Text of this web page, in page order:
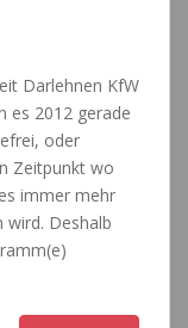
Darlehnen KfW
es 2012 gerade
oder
Zeitpunkt wo
immer mehr
wird. Deshalb